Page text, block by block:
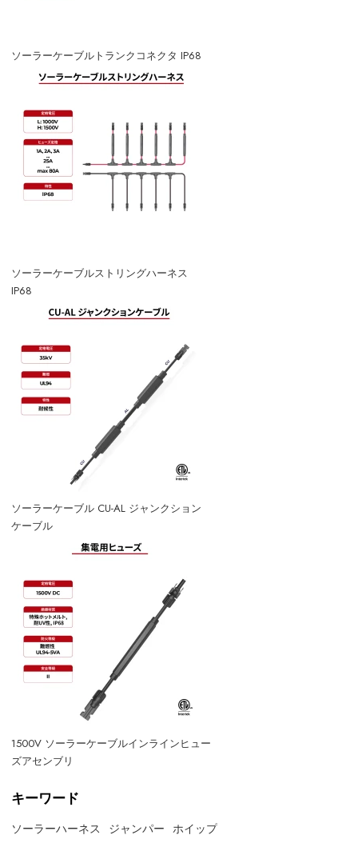
ソーラーケーブルトランクコネクタ IP68
ソーラーケーブルストリングハーネス
IP68
ソーラーケーブル CU-AL ジャンクション
ケーブル
1500V ソーラーケーブルインラインヒュー
ズアセンブリ
キーワード
ソーラーハーネス ジャンパー ホイップ